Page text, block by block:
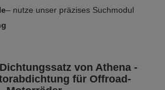
– nutze unser präzises Suchmodul
von Athena -
für Offroad-